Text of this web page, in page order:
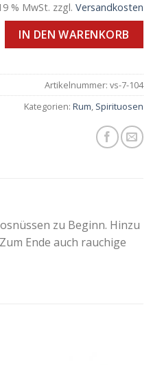
% MwSt. zzgl. Versandkosten
IN DEN WARENKORB
Artikelnummer: vs-7-104
Kategorien: Rum, Spirituosen
zu Beginn. Hinzu
Ende auch rauchige